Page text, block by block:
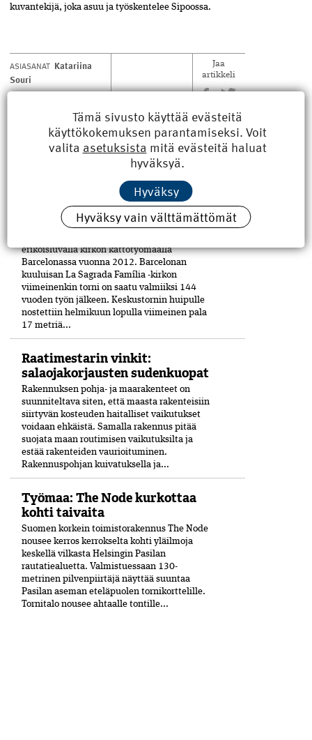
kuvantekijä, joka asuu ja työskentelee Sipoossa.
ASIASANAT Katariina
Souri
Jaa
artikkeli
Sagrada Familian tornit
valmistuivat viimein
erikoisluvalla kirkon kattotyömaalla
Barcelonassa vuonna 2012. Barcelonan
kuuluisan La Sagrada Família -kirkon
viimeinenkin torni on saatu valmiiksi­ 144
vuoden työn jälkeen. Keskustornin huipulle
nostettiin helmikuun lopulla viimeinen pala
17 metriä...
Raatimestarin vinkit:
salaojakorjausten sudenkuopat
Rakennuksen pohja- ja maarakenteet on
suunniteltava siten, että maasta rakenteisiin
siirtyvän kosteuden haitalliset vaikutukset
voidaan ehkäistä. Samalla rakennus pitää
suojata maan routimisen vaikutuksilta ja
estää rakenteiden vaurioituminen.
Rakennuspohjan kuivatuksella ja...
Työmaa: The Node kurkottaa
kohti taivaita
Suomen korkein toimistorakennus The Node
nousee kerros kerrokselta kohti yläilmoja
keskellä vilkasta Helsingin Pasilan
rautatiealuetta. Valmistuessaan 130-
metrinen pilvenpiirtäjä näyttää suuntaa
Pasilan aseman eteläpuolen tornikorttelille.
Tornitalo nousee ahtaalle tontille...
Tämä sivusto käyttää evästeitä
käyttökokemuksen parantamiseksi. Voit
valita asetuksista mitä evästeitä haluat
hyväksyä.
Hyväksy
Hyväksy vain välttämättömät